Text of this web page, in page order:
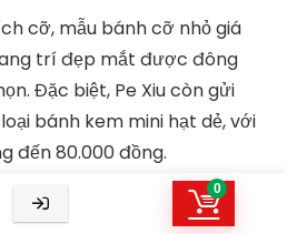
0
cỡ, mẫu bánh cỡ nhỏ giá
trí đẹp mắt được đông
Đặc biệt, Pe Xiu còn gửi
bánh kem mini hạt dẻ, với
đến 80.000 đồng.
được cung cấp tại cửa hàng